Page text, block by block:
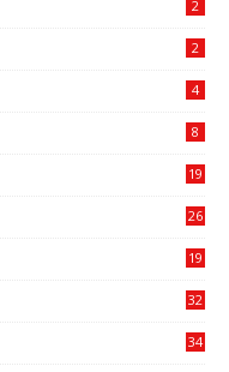
2
2
4
8
19
26
19
32
34